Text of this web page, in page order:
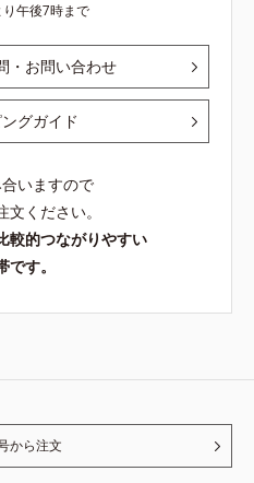
午後7時まで
・お問い合わせ
グガイド
いますので
文ください。
較的つながりやすい
です。
から注文